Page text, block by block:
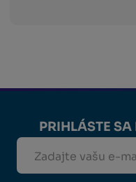
PRIHLÁSTE